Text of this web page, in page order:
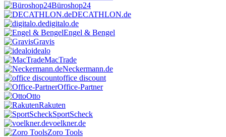
Büroshop24
DECATHLON.de
digitalo.de
Engel & Bengel
Gravis
idealo
MacTrade
Neckermann.de
office discount
Office-Partner
Otto
Rakuten
SportScheck
voelkner.de
Zoro Tools